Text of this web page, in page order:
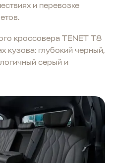
и перевозке
кроссовера TENET T8
кузова: глубокий черный,
серый и